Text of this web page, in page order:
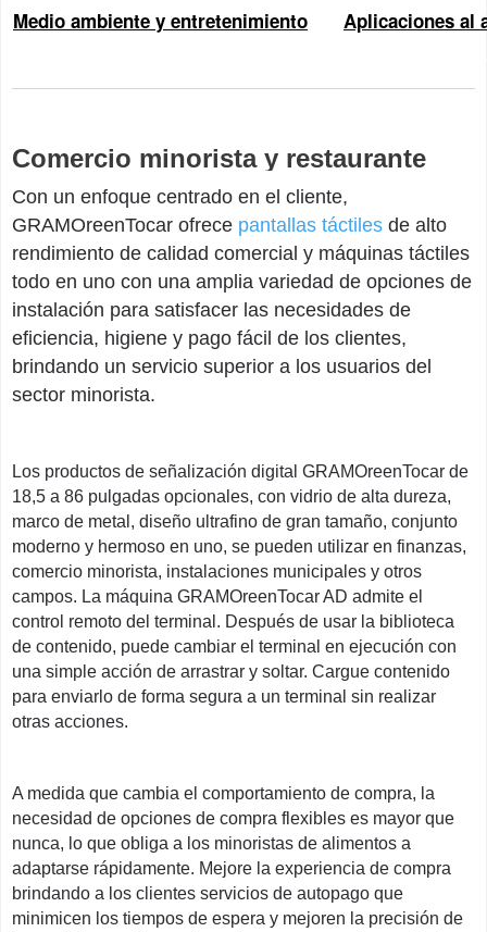
Medio ambiente y entretenimiento Aplicaciones al
Comercio minorista y restaurante
Con un enfoque centrado en el cliente,
GRAMOreenTocar ofrece pantallas táctiles de alto
rendimiento de calidad comercial y máquinas táctiles
todo en uno con una amplia variedad de opciones de
instalación para satisfacer las necesidades de
eficiencia, higiene y pago fácil de los clientes,
brindando un servicio superior a los usuarios del
sector minorista.
Los productos de señalización digital GRAMOreenTocar de
18,5 a 86 pulgadas opcionales, con vidrio de alta dureza,
marco de metal, diseño ultrafino de gran tamaño, conjunto
moderno y hermoso en uno, se pueden utilizar en finanzas,
comercio minorista, instalaciones municipales y otros
campos. La máquina GRAMOreenTocar AD admite el
control remoto del terminal. Después de usar la biblioteca
de contenido, puede cambiar el terminal en ejecución con
una simple acción de arrastrar y soltar. Cargue contenido
para enviarlo de forma segura a un terminal sin realizar
otras acciones.
A medida que cambia el comportamiento de compra, la
necesidad de opciones de compra flexibles es mayor que
nunca, lo que obliga a los minoristas de alimentos a
adaptarse rápidamente. Mejore la experiencia de compra
brindando a los clientes servicios de autopago que
minimicen los tiempos de espera y mejoren la precisión de